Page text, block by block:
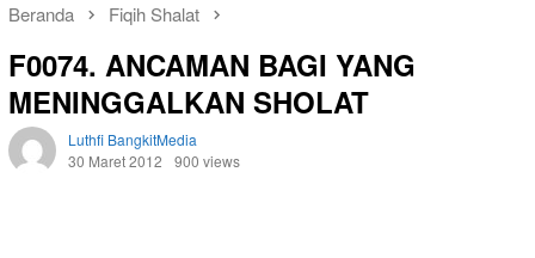
Beranda Fiqih Shalat
F0074. ANCAMAN BAGI YANG
MENINGGALKAN SHOLAT
Luthfi BangkitMedia
30 Maret 2012
900 views